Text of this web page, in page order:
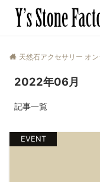
天然石アクセサリー オ
2022年06月
記事一覧
EVENT